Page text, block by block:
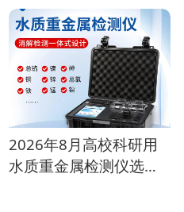
2026年8月高校科研用
水质重金属检测仪选购